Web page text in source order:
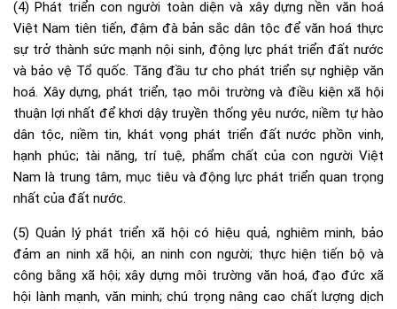
(4) Phát triển con người toàn diện và xây dựng nền văn hoá
Việt Nam tiên tiến, đậm đà bản sắc dân tộc để văn hoá thực
sự trở thành sức mạnh nội sinh, động lực phát triển đất nước
và bảo vệ Tổ quốc. Tăng đầu tư cho phát triển sự nghiệp văn
hoá. Xây dựng, phát triển, tạo môi trường và điều kiện xã hội
thuận lợi nhất để khơi dậy truyền thống yêu nước, niềm tự hào
dân tộc, niềm tin, khát vọng phát triển đất nước phồn vinh,
hạnh phúc; tài năng, trí tuệ, phẩm chất của con người Việt
Nam là trung tâm, mục tiêu và động lực phát triển quan trọng
nhất của đất nước.
(5) Quản lý phát triển xã hội có hiệu quả, nghiêm minh, bảo
đảm an ninh xã hội, an ninh con người; thực hiện tiến bộ và
công bằng xã hội; xây dựng môi trường văn hoá, đạo đức xã
hội lành mạnh, văn minh; chú trọng nâng cao chất lượng dịch